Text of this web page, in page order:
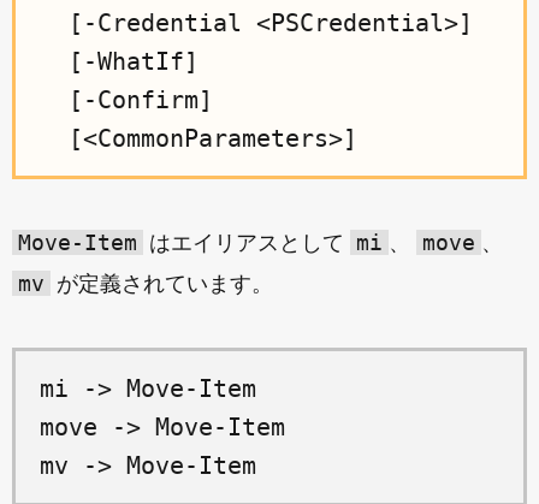
  [-Credential <PSCredential>]
  [-WhatIf]
  [-Confirm]
Move-Item はエイリアスとして mi 、 move 、
mv が定義されています。
mi -> Move-Item
move -> Move-Item